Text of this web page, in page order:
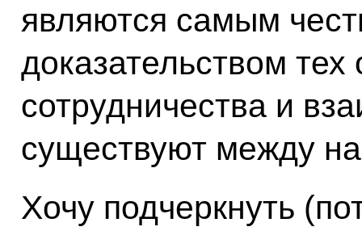
являются самым
доказательством
сотрудничества и
существуют между
Хочу подчеркнуть